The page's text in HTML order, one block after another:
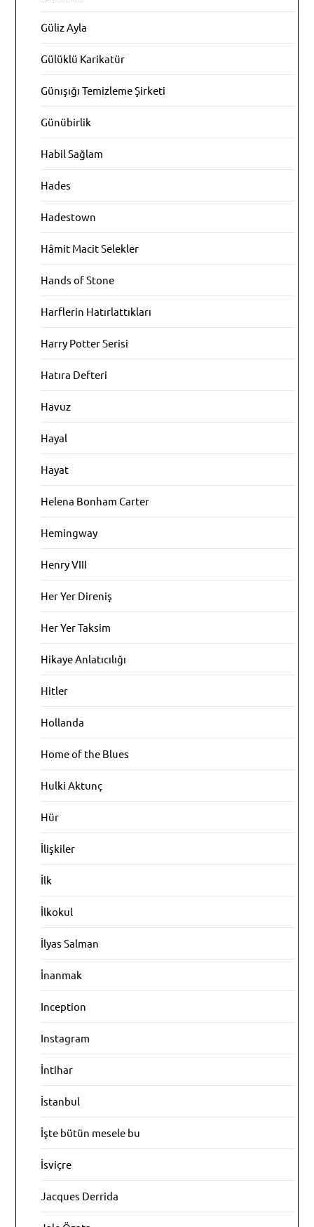
Güliz Ayla
Gülüklü Karikatür
Günışığı Temizleme Şirketi
Günübirlik
Habil Sağlam
Hades
Hadestown
Hâmit Macit Selekler
Hands of Stone
Harflerin Hatırlattıkları
Harry Potter Serisi
Hatıra Defteri
Havuz
Hayal
Hayat
Helena Bonham Carter
Hemingway
Henry VIII
Her Yer Direniş
Her Yer Taksim
Hikaye Anlatıcılığı
Hitler
Hollanda
Home of the Blues
Hulki Aktunç
Hür
İlişkiler
İlk
İlkokul
İlyas Salman
İnanmak
Inception
Instagram
İntihar
İstanbul
İşte bütün mesele bu
İsviçre
Jacques Derrida